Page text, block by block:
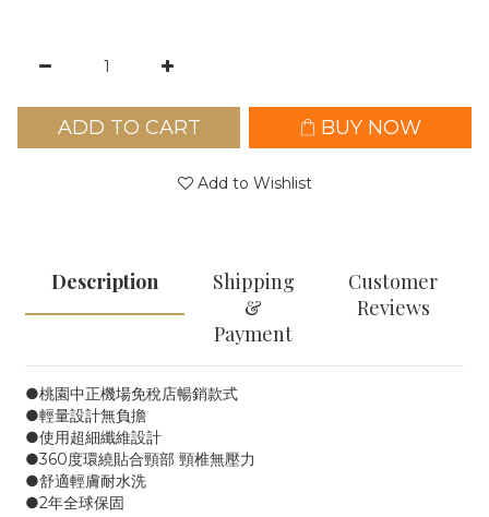
ADD TO CART BUY NOW
Add to Wishlist
Description
Shipping
&
Payment
Customer
Reviews
●桃園中正機場免稅店暢銷款式
●輕量設計無負擔
●使用超細纖維設計
●360度環繞貼合頸部 頸椎無壓力
●舒適輕膚耐水洗
●2年全球保固